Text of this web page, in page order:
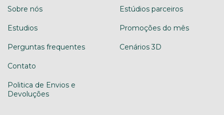
Sobre nós
Estudios
Perguntas frequentes
Contato
Politica de Envios e
Devoluções
Estúdios parceiros
Promoções do mês
Cenários 3D